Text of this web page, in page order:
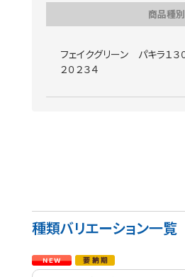
商品種
フェイクグリーン パキラ１
２０２３４
種類バリエーション一覧